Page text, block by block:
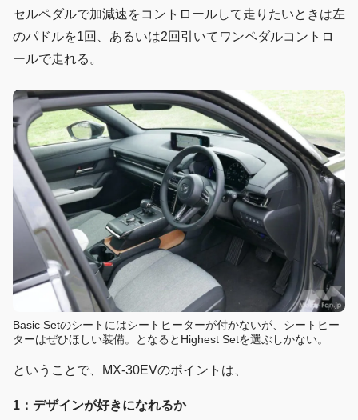
セルペダルで加減速をコントロールして走りたいときは左
のパドルを1回、あるいは2回引いてワンペダルコントロ
ールで走れる。
Basic Setのシートにはシートヒーターが付かないが、シートヒー
ターはぜひほしい装備。となるとHighest Setを選ぶしかない。
ということで、MX-30EVのポイントは、
1：デザインが好きになれるか